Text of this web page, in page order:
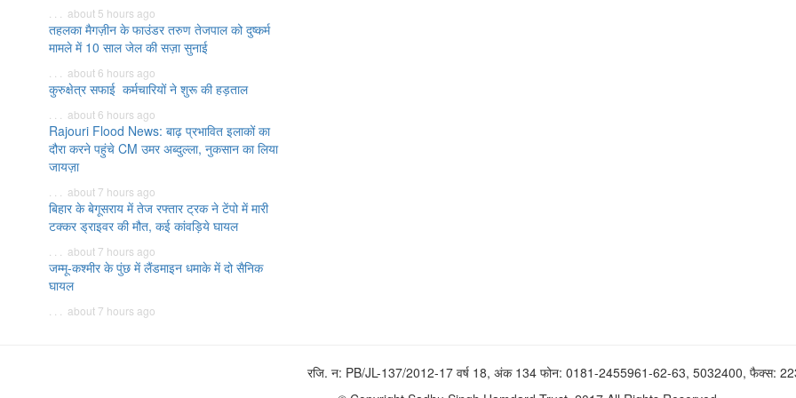
. . . about 5 hours ago
तहलका मैगज़ीन के फाउंडर तरुण तेजपाल को दुष्कर्म
मामले में 10 साल जेल की सज़ा सुनाई
. . . about 6 hours ago
कुरुक्षेत्र सफाई कर्मचारियों ने शुरू की हड़ताल
. . . about 6 hours ago
Rajouri Flood News: बाढ़ प्रभावित इलाकों का
दौरा करने पहुंचे CM उमर अब्दुल्ला, नुकसान का लिया
जायज़ा
. . . about 7 hours ago
बिहार के बेगूसराय में तेज रफ्तार ट्रक ने टेंपो में मारी
टक्कर ड्राइवर की मौत, कई कांवड़िये घायल
. . . about 7 hours ago
जम्मू-कश्मीर के पुंछ में लैंडमाइन धमाके में दो सैनिक
घायल
. . . about 7 hours ago
रजि. न: PB/JL-137/2012-17 वर्ष 18, अंक 134 फोन: 0181-2455961-62-63, 5032400, फैक्स: